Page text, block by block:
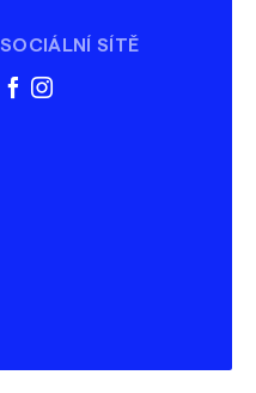
SOCIÁLNÍ SÍTĚ
facebook
instagram